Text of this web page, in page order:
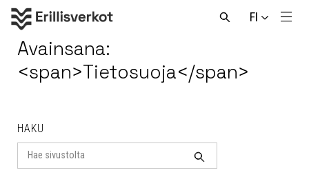
FI
Avaa
Avainsana:
<span>Tietosuoja</span>
HAKU
Search
for
Haku